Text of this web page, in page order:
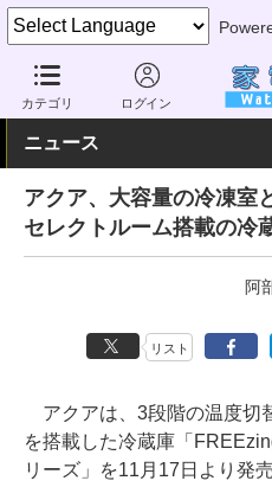
カテゴリ ログイン
家電 Watch 生活家電 冷蔵庫/
ニュース
アクア、大容量の冷凍室
セレクトルーム搭載の冷
阿
リスト
アクアは、3段階の温度切
を搭載した冷蔵庫「
リーズ」を11月17日より発